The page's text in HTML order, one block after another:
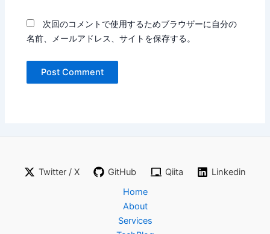
次回のコメントで使用するためブラウザーに自分の
名前、メールアドレス、サイトを保存する。
Twitter / X GitHub Qiita
Linkedin
Home
About
Services